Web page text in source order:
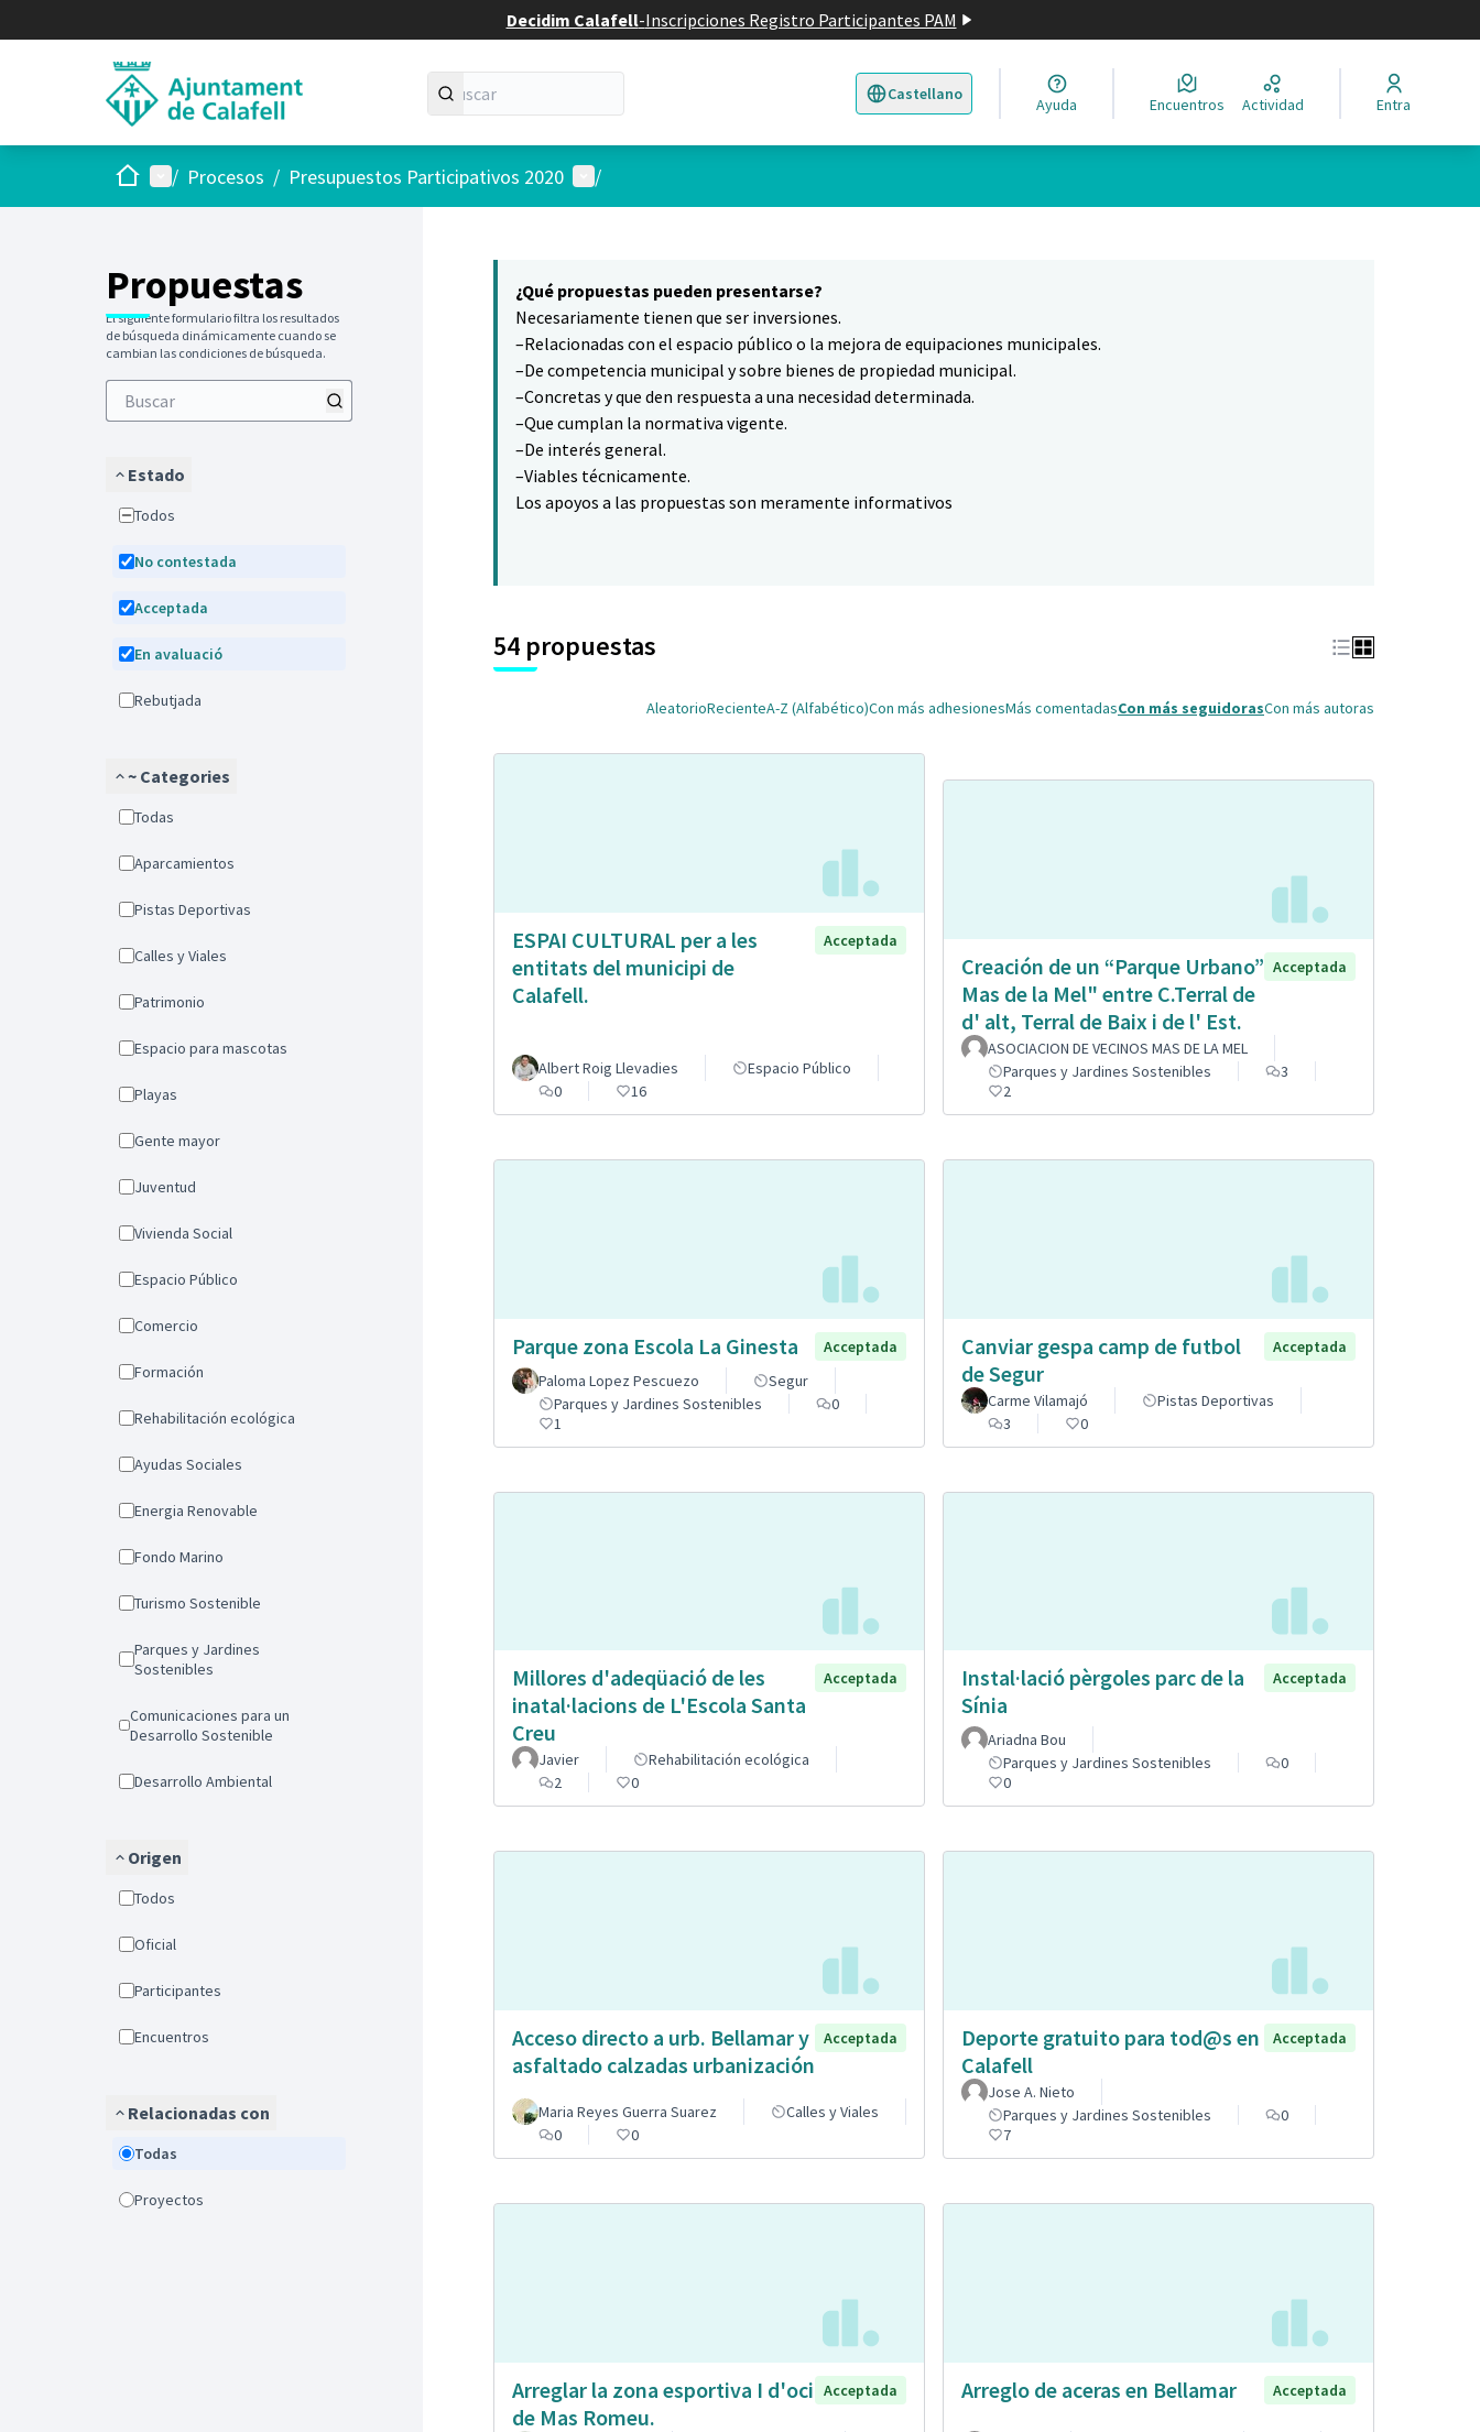
Decidim Calafell-Inscripciones Registro Participantes PAM
Castellano
Triar la llengua Elegir el idioma
Ayuda Encuentros Actividad Entra
InicioMenú principal
/ Procesos / Presupuestos Participativos 2020 Menú de usuario
/
Propuestas
El siguiente formulario filtra los resultados
de búsqueda dinámicamente cuando se
cambian las condiciones de búsqueda.
Estado
Todos
No contestada
Acceptada
En avaluació
Rebutjada
~ Categories
Todas
Aparcamientos
Pistas Deportivas
Calles y Viales
Patrimonio
Espacio para mascotas
Playas
Gente mayor
Juventud
Vivienda Social
Espacio Público
Comercio
Formación
Rehabilitación ecológica
Ayudas Sociales
Energia Renovable
Fondo Marino
Turismo Sostenible
Parques y Jardines
Sostenibles
Comunicaciones para un
Desarrollo Sostenible
Desarrollo Ambiental
Origen
Todos
Oficial
Participantes
Encuentros
Relacionadas con
Todas
Proyectos
¿Qué propuestas pueden presentarse?
Necesariamente tienen que ser inversiones.
–Relacionadas con el espacio público o la mejora de equipaciones municipales.
–De competencia municipal y sobre bienes de propiedad municipal.
–Concretas y que den respuesta a una necesidad determinada.
–Que cumplan la normativa vigente.
–De interés general.
–Viables técnicamente.
Los apoyos a las propuestas son meramente informativos
54 propuestas
AleatorioRecienteA-Z (Alfabético)Con más adhesionesMás comentadasCon más seguidorasCon más autoras
ESPAI CULTURAL per a les
entitats del municipi de
Calafell.
Acceptada
Albert Roig Llevadies
Espacio Público
0
16
Creación de un “Parque Urbano”
Mas de la Mel" entre C.Terral de
d' alt, Terral de Baix i de l' Est.
Acceptada
ASOCIACION DE VECINOS MAS DE LA MEL
Parques y Jardines Sostenibles
3
2
Parque zona Escola La Ginesta
Acceptada
Paloma Lopez Pescuezo
Segur
Parques y Jardines Sostenibles
0
1
Canviar gespa camp de futbol
de Segur
Acceptada
Carme Vilamajó
Pistas Deportivas
3
0
Millores d'adeqüació de les
inatal·lacions de L'Escola Santa
Creu
Acceptada
Javier
Rehabilitación ecológica
2
0
Instal·lació pèrgoles parc de la
Sínia
Acceptada
Ariadna Bou
Parques y Jardines Sostenibles
0
0
Acceso directo a urb. Bellamar y
asfaltado calzadas urbanización
Acceptada
Maria Reyes Guerra Suarez
Calles y Viales
0
0
Deporte gratuito para tod@s en
Calafell
Acceptada
Jose A. Nieto
Parques y Jardines Sostenibles
0
7
Arreglar la zona esportiva I d'oci
de Mas Romeu.
Acceptada Arreglo de aceras en Bellamar Acceptada